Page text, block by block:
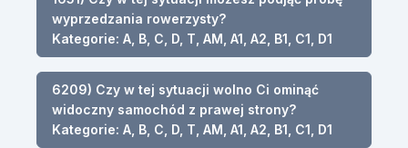
wyprzedzania rowerzysty?
Kategorie: A, B, C, D, T, AM, A1, A2, B1, C1, D1
6209) Czy w tej sytuacji wolno Ci ominąć
widoczny samochód z prawej strony?
Kategorie: A, B, C, D, T, AM, A1, A2, B1, C1, D1